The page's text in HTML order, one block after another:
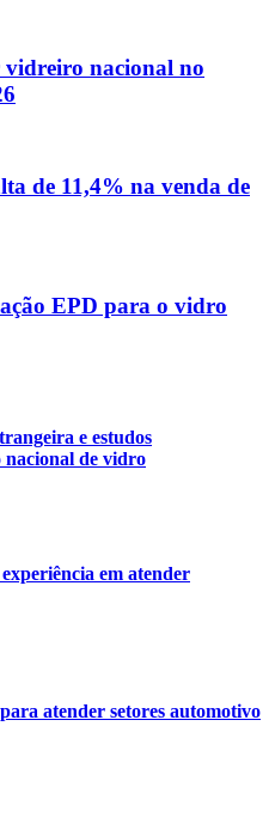
vidreiro nacional no
de 11,4% na venda de
EPD para o vidro
e estudos
nacional de vidro
em atender
atender setores automotivo